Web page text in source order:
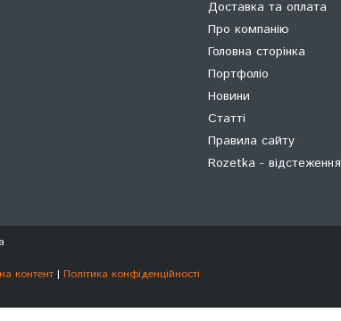
Доставка та оплата
Про компанію
Головна сторінка
Портфоліо
Новини
Статті
Правила сайту
Rozetka - відстеження
контент | Політика конфіденційності